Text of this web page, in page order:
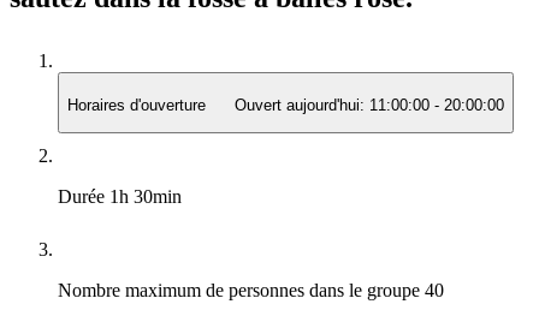
Horaires d'ouverture Ouvert aujourd'hui: 11:00:00 - 20:00:00
Durée 1h 30min
Nombre maximum de personnes dans le groupe 40